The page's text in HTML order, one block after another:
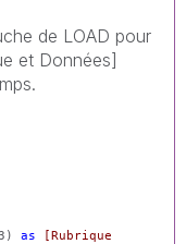
de LOAD pour
et Données]
as
[Rubrique